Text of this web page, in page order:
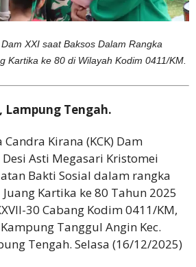
XXI saat Baksos Dalam Rangka
Kartika ke 80 di Wilayah Kodim 0411/KM.
Lampung Tengah.
Kirana (KCK) Dam
Asti Megasari Kristomei
Bakti Sosial dalam rangka
Kartika ke 80 Tahun 2025
30 Cabang Kodim 0411/KM,
Tanggul Angin Kec.
Tengah. Selasa (16/12/2025)